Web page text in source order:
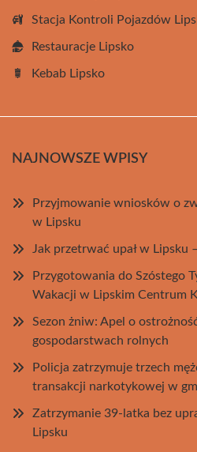
Stacja Kontroli Pojazdów
Restauracje Lipsko
Kebab Lipsko
NAJNOWSZE WPISY
Przyjmowanie wniosków o
w Lipsku
Jak przetrwać upał w Lipsku
Przygotowania do Szóstego
Wakacji w Lipskim Centrum
Sezon żniw: Apel o
gospodarstwach rolnych
Policja zatrzymuje trzech
transakcji narkotykowej w
Zatrzymanie 39-latka bez
Lipsku